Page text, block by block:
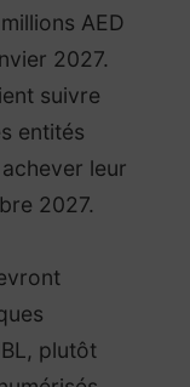
AED
2027.
suivre
entités
leur
2027.
plutôt